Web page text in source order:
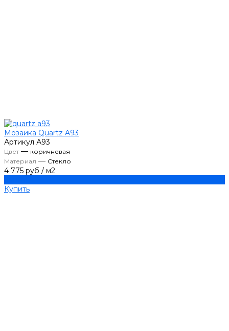
Мозаика Quartz A93
Артикул А93
Цвет— коричневая
Материал — Стекло
4 775 руб / м2
Купить